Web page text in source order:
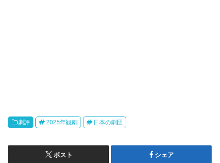
劇評 2025年観劇 日本の劇団
ポスト シェア